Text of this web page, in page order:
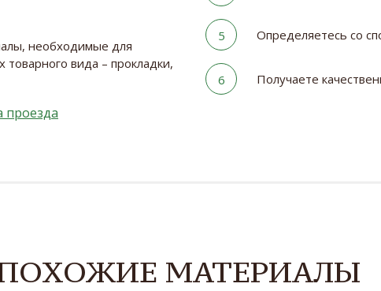
необходимые для
товарного вида – прокладки,
проезда
5 Определяетесь со
6 Получаете
МАТЕРИАЛЫ